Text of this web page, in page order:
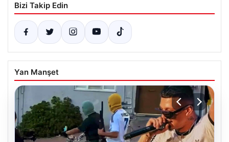
Bizi Takip Edin
Yan Manşet